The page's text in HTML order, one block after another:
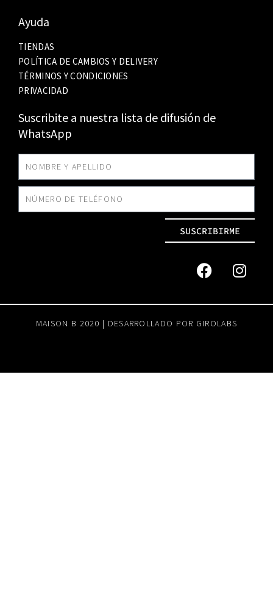
Ayuda
TIENDAS
POLÍTICA DE CAMBIOS Y DELIVERY
TÉRMINOS Y CONDICIONES
PRIVACIDAD
Suscribite a nuestra lista de difusión de
WhatsApp
SUSCRIBIRME
MAISON B 2020 | DESARROLLADO POR GIROLABS